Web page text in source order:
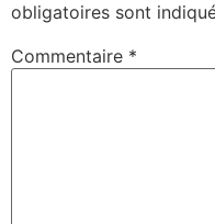
obligatoires sont
Commentaire *